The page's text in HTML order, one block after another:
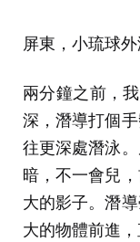
屏東，小琉球
兩分鐘之前，
深，潛導打個
往更深處潛泳
暗，不一會兒
大的影子。潛
大的物體前進